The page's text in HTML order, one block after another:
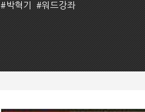
#박혁기#워드강좌